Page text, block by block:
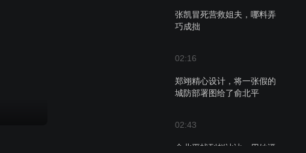
张凯冒死营救姐夫，哪料弄
巧成拙
02:16
郑翊精心设计，将一张假的
城防部署图给了俞北平
02:43
俞北平找到赵冰冰，用她逼